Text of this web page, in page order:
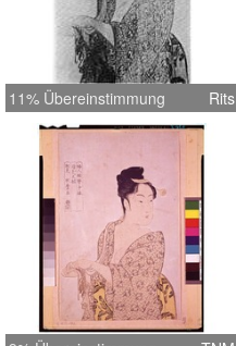
11% Übereinstimmung Rits